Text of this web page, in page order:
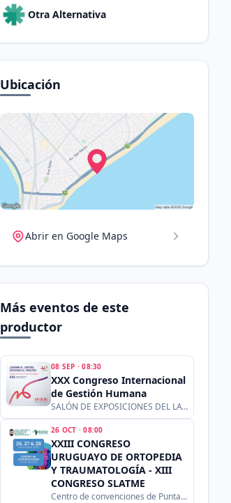
Otra Alternativa
Ubicación
Abrir en Google Maps
Más eventos de este
productor
08 SEP ·08:30
XXX Congreso Internacional
de Gestión Humana
SALÓN DE EXPOSICIONES DEL LATU
26 OCT ·08:00
XXIII CONGRESO
URUGUAYO DE ORTOPEDIA
Y TRAUMATOLOGÍA - XIII
CONGRESO SLATME
Centro de convenciones de Punta del Este